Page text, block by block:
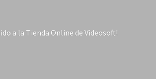
a la Tienda Online de Videosoft!